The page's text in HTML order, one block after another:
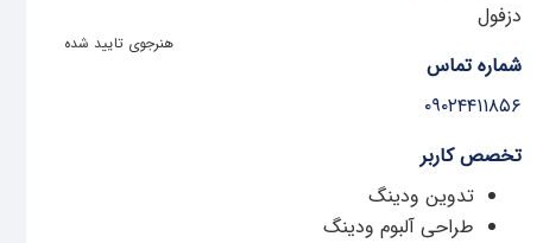
هنرجوی تایید شده
دزفول
شماره تماس
۰۹۰۲۴۴۱۱۸۵۶
تخصص کاربر
تدوین ودینگ
طراحی آلبوم ودینگ